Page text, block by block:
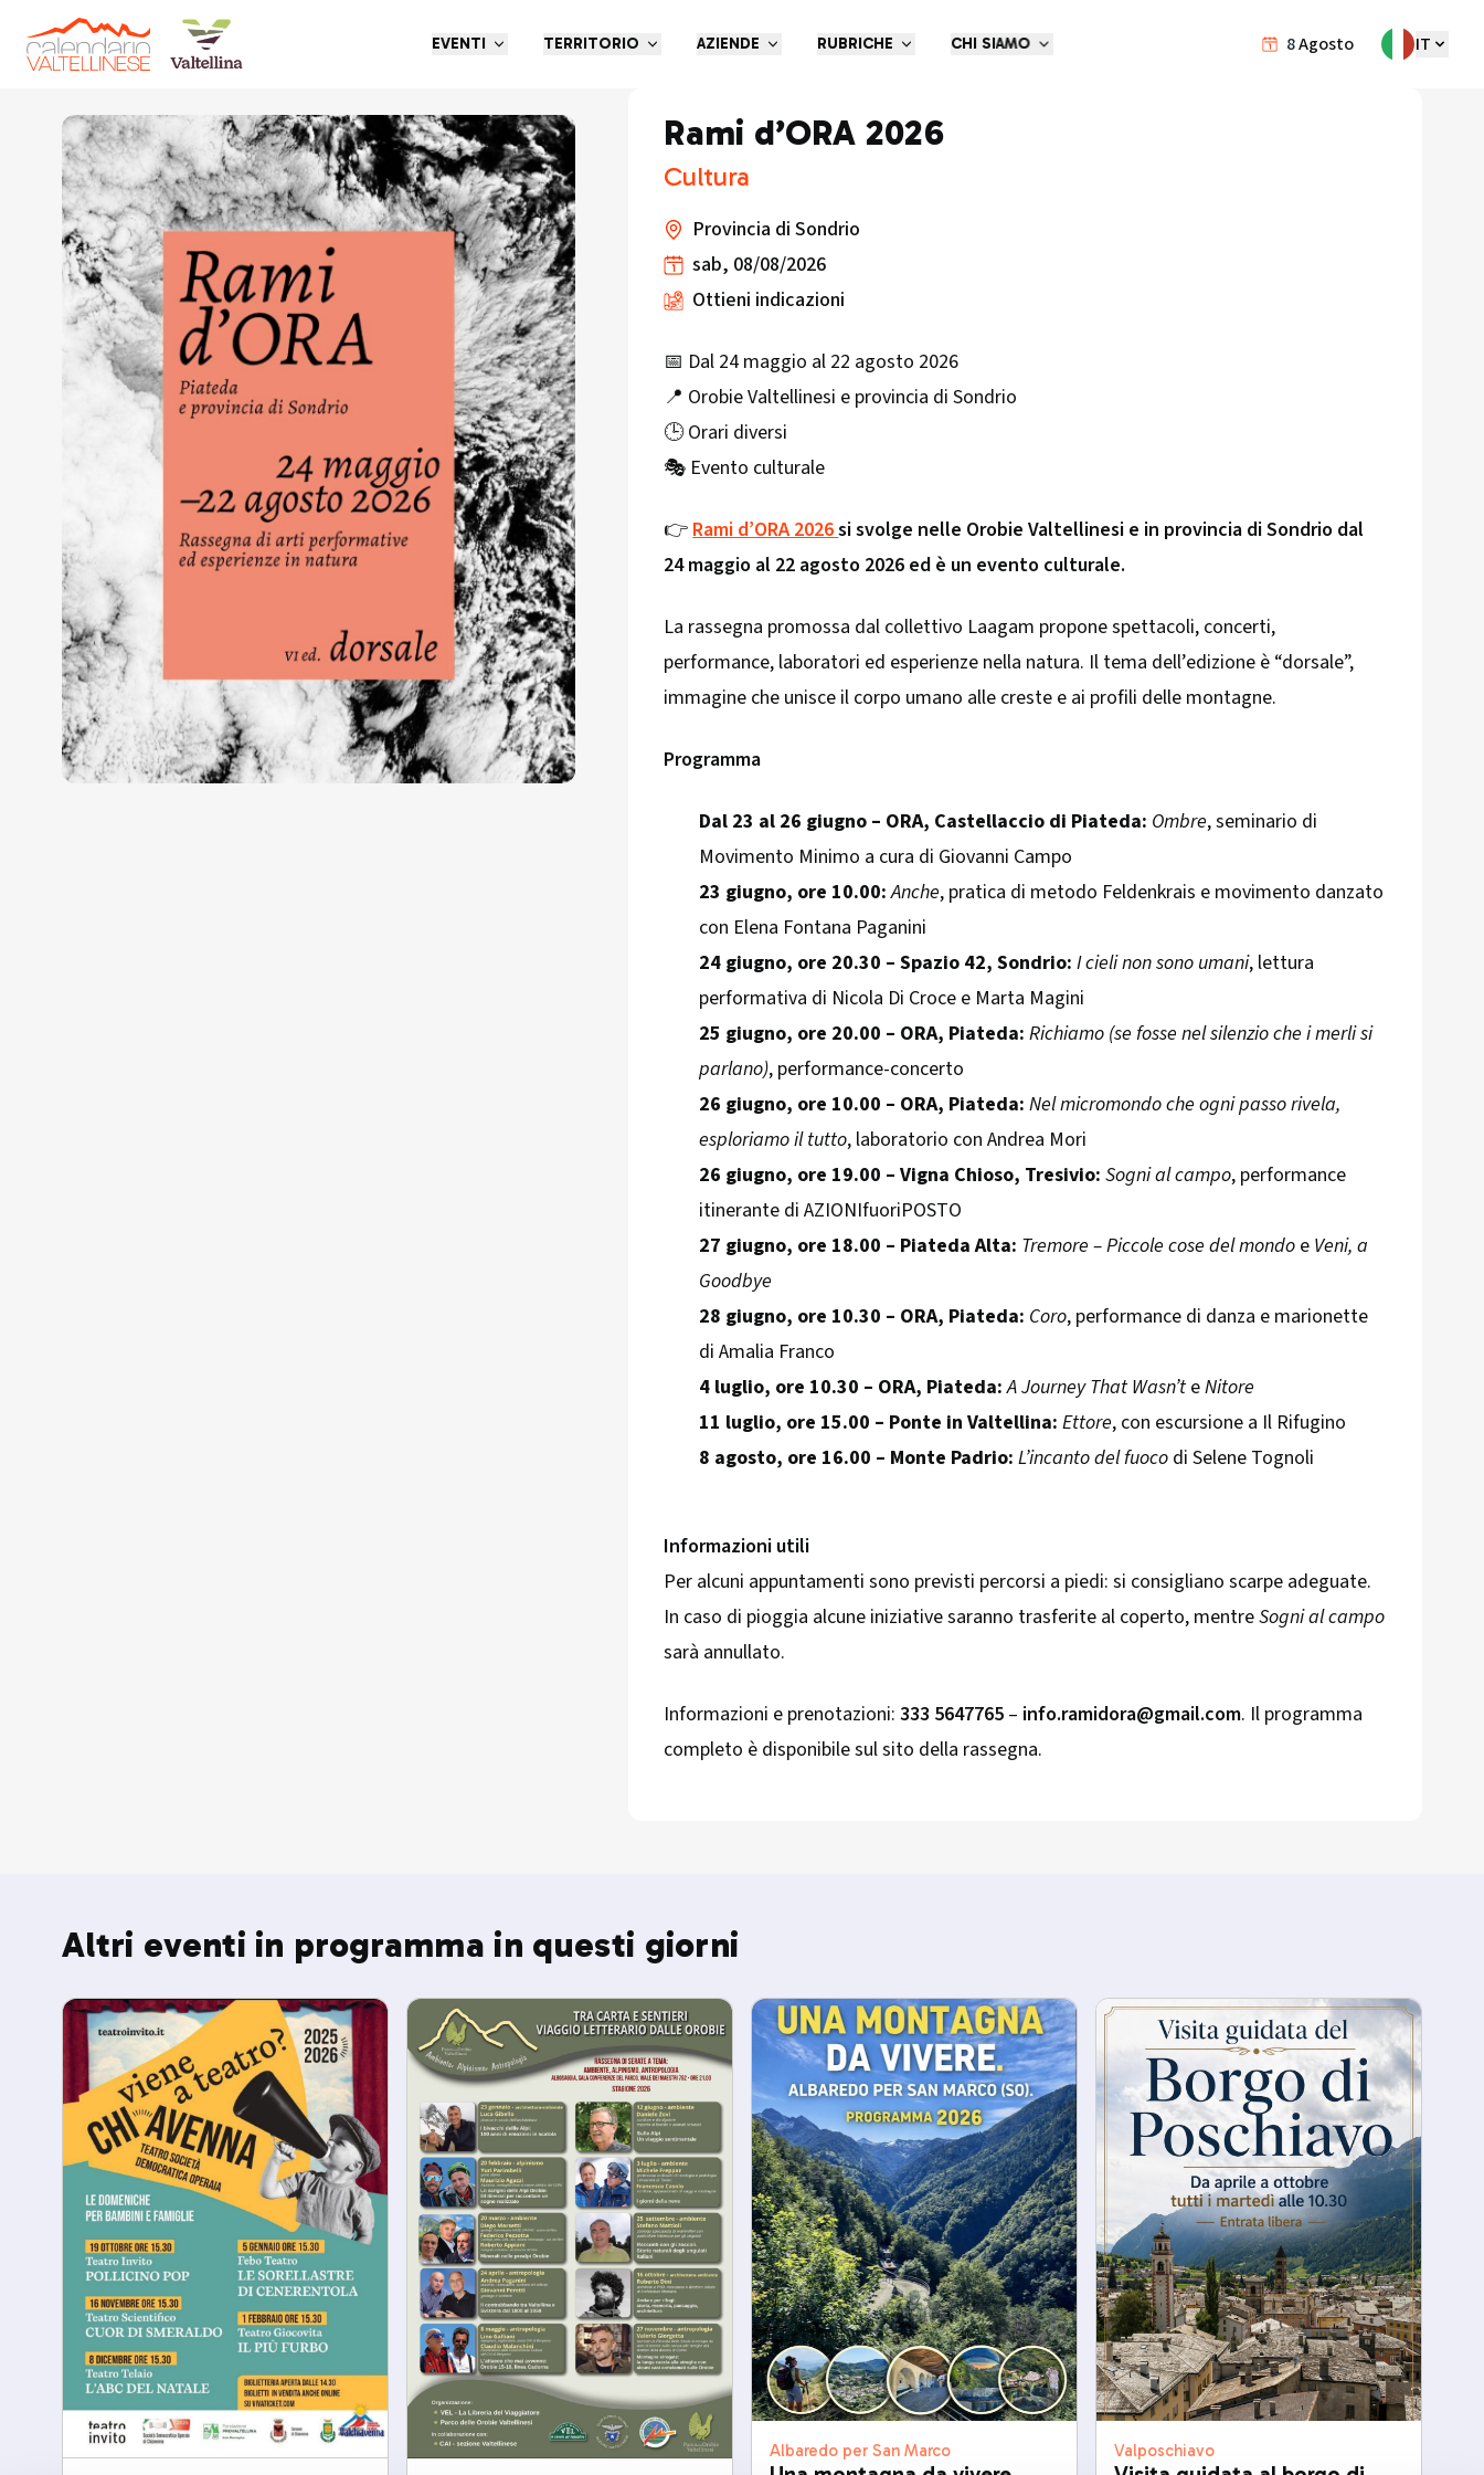
8Agosto IT
EVENTI TERRITORIO AZIENDE RUBRICHE CHI SIAMO
Torna indietro
Rami d’ORA 2026
Cultura
Provincia di Sondrio
sab, 08/08/2026
Ottieni indicazioni
📅 Dal 24 maggio al 22 agosto 2026
📍 Orobie Valtellinesi e provincia di Sondrio
🕒 Orari diversi
🎭 Evento culturale
👉Rami d’ORA 2026si svolge nelle Orobie Valtellinesi e in provincia di Sondrio dal
24 maggio al 22 agosto 2026 ed è un evento culturale.
La rassegna promossa dal collettivo Laagam propone spettacoli, concerti,
performance, laboratori ed esperienze nella natura. Il tema dell’edizione è “dorsale”,
immagine che unisce il corpo umano alle creste e ai profili delle montagne.
Programma
Dal 23 al 26 giugno – ORA, Castellaccio di Piateda: Ombre, seminario di
Movimento Minimo a cura di Giovanni Campo
23 giugno, ore 10.00: Anche, pratica di metodo Feldenkrais e movimento danzato
con Elena Fontana Paganini
24 giugno, ore 20.30 – Spazio 42, Sondrio: I cieli non sono umani, lettura
performativa di Nicola Di Croce e Marta Magini
25 giugno, ore 20.00 – ORA, Piateda: Richiamo (se fosse nel silenzio che i merli si
parlano), performance-concerto
26 giugno, ore 10.00 – ORA, Piateda: Nel micromondo che ogni passo rivela,
esploriamo il tutto, laboratorio con Andrea Mori
26 giugno, ore 19.00 – Vigna Chioso, Tresivio: Sogni al campo, performance
itinerante di AZIONIfuoriPOSTO
27 giugno, ore 18.00 – Piateda Alta: Tremore – Piccole cose del mondo e Veni, a
Goodbye
28 giugno, ore 10.30 – ORA, Piateda: Coro, performance di danza e marionette
di Amalia Franco
4 luglio, ore 10.30 – ORA, Piateda: A Journey That Wasn’teNitore
11 luglio, ore 15.00 – Ponte in Valtellina: Ettore, con escursione a Il Rifugino
8 agosto, ore 16.00 – Monte Padrio: L’incanto del fuoco di Selene Tognoli
Informazioni utili
Per alcuni appuntamenti sono previsti percorsi a piedi: si consigliano scarpe adeguate.
In caso di pioggia alcune iniziative saranno trasferite al coperto, mentreSogni al campo
sarà annullato.
Informazioni e prenotazioni:333 5647765 – info.ramidora@gmail.com. Il programma
completo è disponibile sul sito della rassegna.
Altri eventi in programma in questi giorni
Albaredo per San Marco Valposchiavo